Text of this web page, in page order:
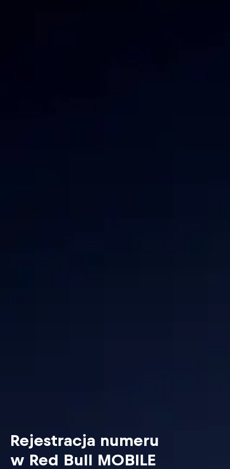
Rejestracja numeru
w Red Bull MOBILE